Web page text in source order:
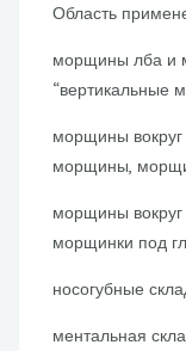
Область
морщины лба и
“вертикальные
морщины вокруг
морщины,
морщины вокруг
морщинки под
носогубные
ментальная